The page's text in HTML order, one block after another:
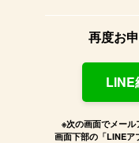
再度お
LINE
※次の画面でメー
画面下部の「LINEア